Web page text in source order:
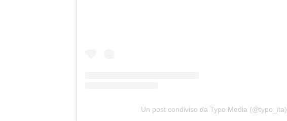
Un post condiviso da Typo Media (@typo_ita)